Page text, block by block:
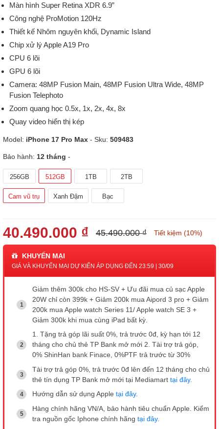
Màn hình Super Retina XDR 6.9”
Công nghệ ProMotion 120Hz
Thiết kế Nhôm nguyên khối, Dynamic Island
Chip xử lý Apple A19 Pro
CPU 6 lõi
GPU 6 lõi
Camera: 48MP Fusion Main, 48MP Fusion Ultra Wide, 48MP
Fusion Telephoto
Zoom quang học 0.5x, 1x, 2x, 4x, 8x
Quay video hiển thị kép
Model: iPhone 17 Pro Max - Sku: 509483
Bảo hành: 12 tháng -
256GB 512GB 1TB 2TB
Cam vũ trụ Xanh Đậm Bạc
40.490.000 ₫ 45.490.000 ₫ Tiết kiệm (10%)
KHUYẾN MẠI
GIÁ VÀ KHUYẾN MẠI DỰ KIẾN ÁP DỤNG ĐẾN 23:59 | 30/09
Giảm thêm 300k cho HS-SV + Ưu đãi mua củ sạc Apple
20W chỉ còn 399k + Giảm 200k mua Aipord 3 pro + Giảm
200k mua Apple watch Series 11/ Apple watch SE 3 +
Giảm 300k khi mua cùng iPad bất kỳ.
1. Tặng trả góp lãi suất 0%, trả trước 0đ, kỳ hạn tới 12
tháng cho chủ thẻ TP Bank mở mới 2. Tài trợ trả góp,
0% ShinHan bank Finace, 0%PTF trả trước từ 30%
Tài trợ trả góp 0%, trả trước 0đ lên đến 12 tháng cho chủ
thẻ tín dụng TP Bank mở mới tại Mediamart tại đây.
Hướng dẫn sử dụng Apple tại đây.
Hàng chính hãng VN/A, bảo hành tiêu chuẩn Apple. Kiểm
tra nguồn gốc Iphone chính hãng tại đây.